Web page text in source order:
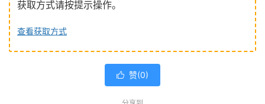
获取方式请按提示操作。
查看获取方式
 赞(0)